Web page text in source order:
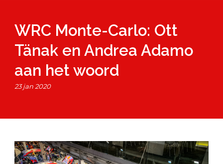
WRC Monte-Carlo: Ott
Tänak en Andrea Adamo
aan het woord
23 jan 2020